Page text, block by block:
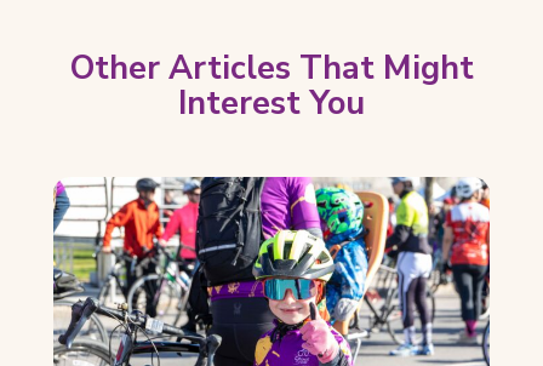
Pages
Other Articles That Might
Interest You